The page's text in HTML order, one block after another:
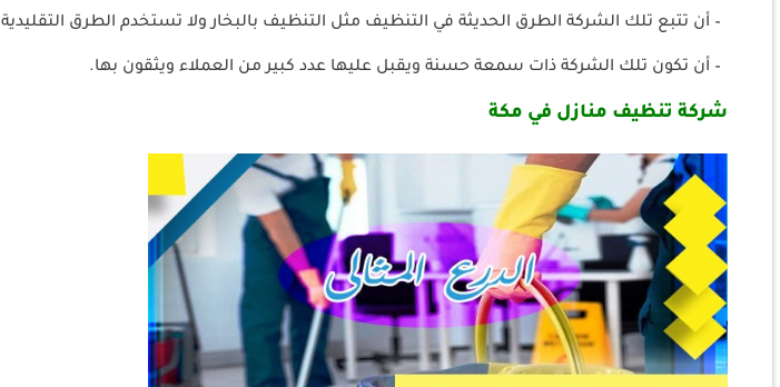
– أن تتبع تلك الشركة الطرق الحديثة في التنظيف مثل التنظيف بالبخار ولا تستخدم الطرق
– أن تكون تلك الشركة ذات سمعة حسنة ويقبل عليها عدد كبير من العملاء ويثقون بها.
شركة تنظيف منازل في مكة